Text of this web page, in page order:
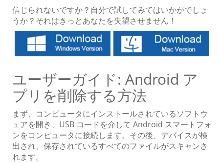
信じられないですか？自分で試してみてはいかがでしょ
うか？それはきっとあなたを失望させません！
ユーザーガイド: Android ア
プリを削除する方法
まず、コンピュータにインストールされているソフトウ
ェアを開き、USB コードを介して Android スマートフォ
ンをコンピュータに接続します。その後、デバイスが検
出され、保存されているすべてのファイルがスキャンさ
れます。